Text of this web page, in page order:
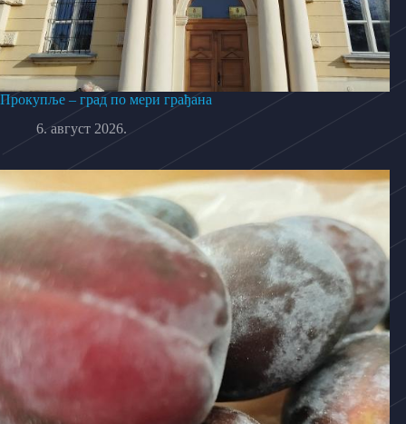
Прокупље – град по мери грађана
6. август 2026.